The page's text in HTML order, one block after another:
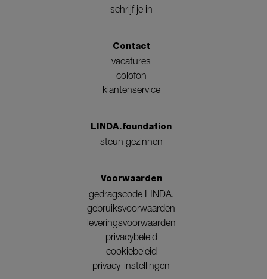
schrijf je in
Contact
vacatures
colofon
klantenservice
LINDA.foundation
steun gezinnen
Voorwaarden
gedragscode LINDA.
gebruiksvoorwaarden
leveringsvoorwaarden
privacybeleid
cookiebeleid
privacy-instellingen